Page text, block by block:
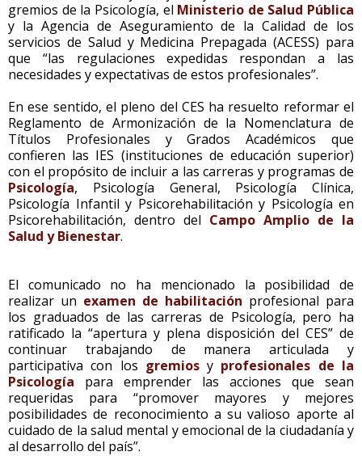
gremios de la Psicología, el Ministerio de Salud Pública
y la Agencia de Aseguramiento de la Calidad de los
servicios de Salud y Medicina Prepagada (ACESS) para
que “las regulaciones expedidas respondan a las
necesidades y expectativas de estos profesionales”.
En ese sentido, el pleno del CES ha resuelto reformar el
Reglamento de Armonización de la Nomenclatura de
Títulos Profesionales y Grados Académicos que
confieren las IES (instituciones de educación superior)
con el propósito de incluir a las carreras y programas de
Psicología, Psicología General, Psicología Clínica,
Psicología Infantil y Psicorehabilitación y Psicología en
Psicorehabilitación, dentro del Campo Amplio de la
Salud y Bienestar.
El comunicado no ha mencionado la posibilidad de
realizar un examen de habilitación profesional para
los graduados de las carreras de Psicología, pero ha
ratificado la “apertura y plena disposición del CES” de
continuar trabajando de manera articulada y
participativa con los gremiosy profesionales de la
Psicología para emprender las acciones que sean
requeridas para “promover mayores y mejores
posibilidades de reconocimiento a su valioso aporte al
cuidado de la salud mental y emocional de la ciudadanía y
al desarrollo del país”.